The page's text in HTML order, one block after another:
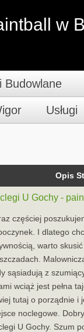
w
Budowlane
Usługi
Opis
U Gochy -
częściej
I dlatego
warto
sąsiadują z
wciąż jest pełna
tutaj o porządnie i
noclegowe.
U Gochy. Szum